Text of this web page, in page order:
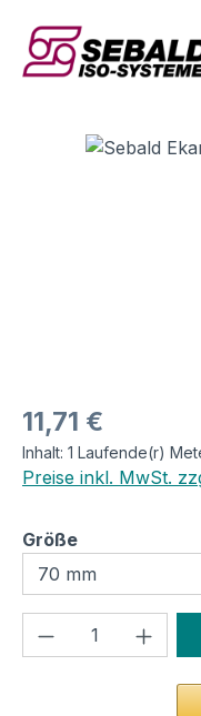
Bildergalerie
Regulärer Preis:
11,71 €
Inhalt: 1 Laufende(r)
Preise inkl. MwSt.
Größeauswählen
Produkt